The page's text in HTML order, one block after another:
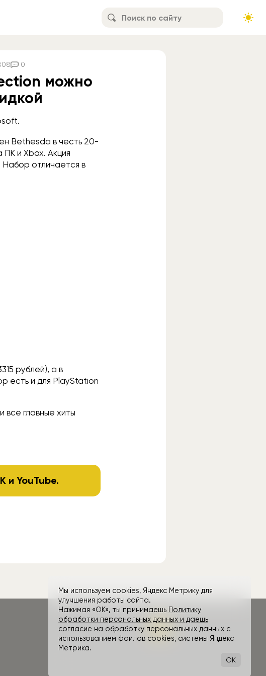
0
можно
Bethesda в честь 20-
ПК и Xbox. Акция
Набор отличается в
рублей), а в
есть и для PlayStation
все главные хиты
иYouTube.
Мы используем cookies, Яндекс Метрику для
улучшения работы сайта.
Нажимая «ОК», ты принимаешь Политику
обработки персональных данных и даешь
согласие на обработку персональных данныхс
использованием файлов cookies, системы Яндекс
Метрика.
OK